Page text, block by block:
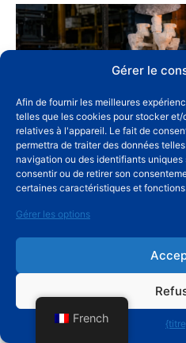
Gérer le
Afin de fournir les meilleures
telles que les cookies pour stocker
relatives à l'appareil. Le fait de
permettra de traiter des données
navigation ou des identifiants
consentir ou de retirer son
certaines caractéristiques et
Gérer les options
Precision Casting
French